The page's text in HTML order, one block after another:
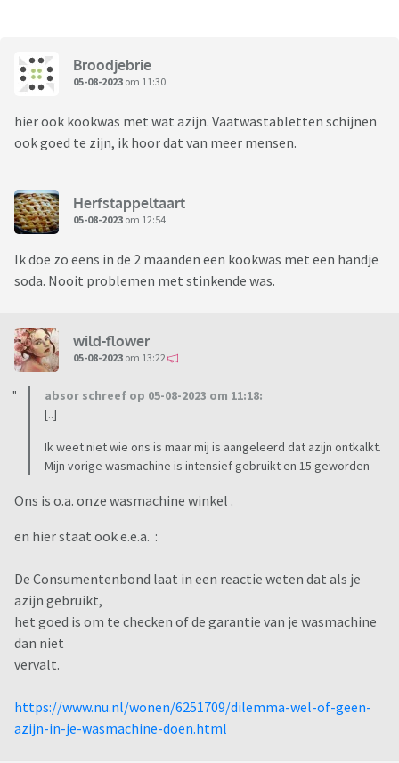
Broodjebrie
05-08-2023 om 11:30
hier ook kookwas met wat azijn. Vaatwastabletten schijnen
ook goed te zijn, ik hoor dat van meer mensen.
Herfstappeltaart
05-08-2023 om 12:54
Ik doe zo eens in de 2 maanden een kookwas met een handje
soda. Nooit problemen met stinkende was.
wild-flower
05-08-2023 om 13:22
absor schreef op 05-08-2023 om 11:18:
[..]
Ik weet niet wie ons is maar mij is aangeleerd dat azijn ontkalkt.
Mijn vorige wasmachine is intensief gebruikt en 15 geworden
Ons is o.a. onze wasmachine winkel .
en hier staat ook e.e.a. :
De Consumentenbond laat in een reactie weten dat als je
azijn gebruikt,
het goed is om te checken of de garantie van je wasmachine
dan niet
vervalt.
https://www.nu.nl/wonen/6251709/dilemma-wel-of-geen-
azijn-in-je-wasmachine-doen.html